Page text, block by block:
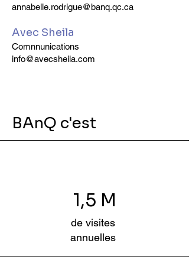
annabelle.rodrigue@banq.qc.ca
Avec Sheila
Comnnunications
info@avecsheila.com
BAnQ c'est
1,5 M
de visites
annuelles